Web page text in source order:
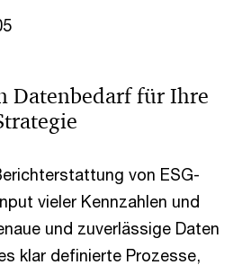
Datenbedarf für Ihre
von ESG-
vieler Kennzahlen und
und zuverlässige Daten
klar definierte Prozesse,